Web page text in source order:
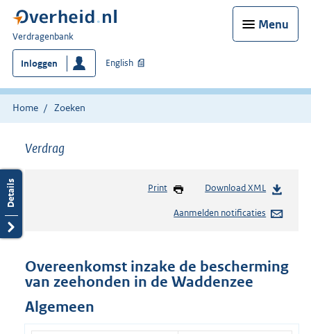
Menu
U
bent
hier:
Verdragenbank
Inloggen English
Home Zoeken
Verdrag
Print Download XML
Aanmelden notificaties
Overeenkomst inzake de bescherming
van zeehonden in de Waddenzee
Algemeen